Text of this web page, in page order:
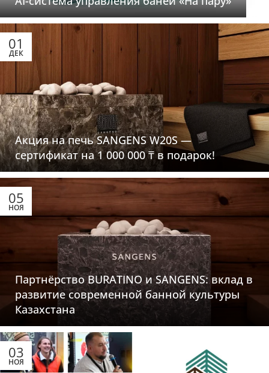
01
ДЕК
Акция на печь SANGENS W20S —
сертификат на 1 000 000 ₸ в подарок!
05
НОЯ
Партнёрство BURATINO и SANGENS: вклад в
развитие современной банной культуры
Казахстана
03
НОЯ